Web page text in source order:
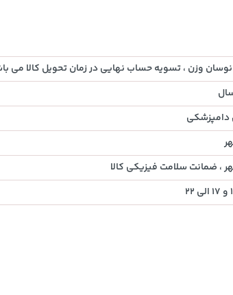
90,000
وزن ، تسویه حساب نهایی در زمان تحویل کالا می
دامپزشکی
، ضمانت سلامت فیزیکی کالا